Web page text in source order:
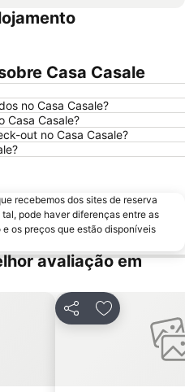
Praia Portoroz
Casa Casale
no Casa Casale?
Casa Casale?
out no Casa Casale?
recebemos dos sites de reserva
pode haver diferenças entre as
os preços que estão disponíveis
avaliação em
PartilharAdicionar